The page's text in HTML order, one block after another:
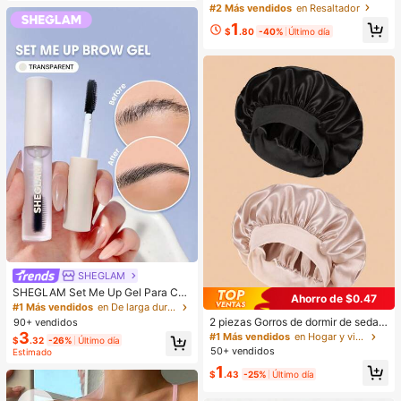
SHEGLAM
SHEGLAM Set Me Up Gel Para Cej
as Marca De Belleza CosméTica M
aquillaje Para Mujeres Y NiñAs
#1 Más vendidos
en De larga duración Cejas
90+ vendidos
$3.32 -26% Último día
Estimado
jos-Frost Brillos Marca De Belleza
s Y NiñAs
#2 Más vendidos en Resaltador
$1 .80 -40% Último día
Ahorro de $0.47
2 piezas Gorros de dormir de seda y
satén de lujo, unicolor, gorros elásti
cos de protección del cabello, liger
he, cuidado del cabello, ducha, ajus
te suave al cuero cabelludo, para el
#1 Más vendidos
en Hogar y vida
50+ vendidos
$1 .43 -25% Último día